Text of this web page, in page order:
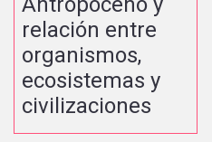
relación entre
organismos,
ecosistemas y
civilizaciones